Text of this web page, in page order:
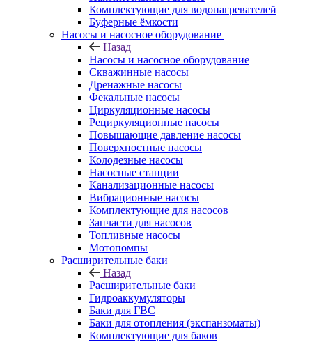
Комплектующие для водонагревателей
Буферные ёмкости
Насосы и насосное оборудование
Назад
Насосы и насосное оборудование
Скважинные насосы
Дренажные насосы
Фекальные насосы
Циркуляционные насосы
Рециркуляционные насосы
Повышающие давление насосы
Поверхностные насосы
Колодезные насосы
Насосные станции
Канализационные насосы
Вибрационные насосы
Комплектующие для насосов
Запчасти для насосов
Топливные насосы
Мотопомпы
Расширительные баки
Назад
Расширительные баки
Гидроаккумуляторы
Баки для ГВС
Баки для отопления (экспанзоматы)
Комплектующие для баков